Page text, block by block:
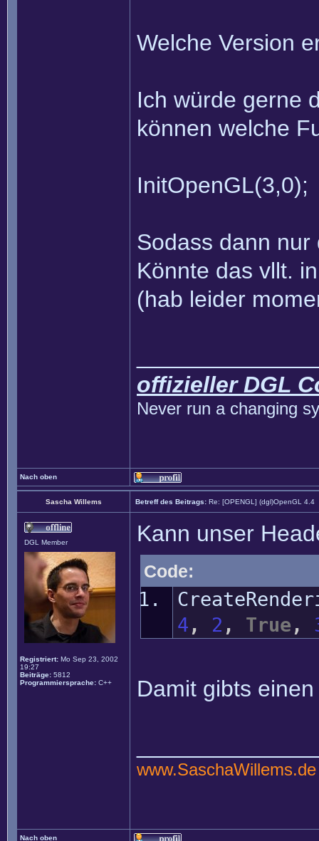
Welche Version
Ich würde gerne
können welche
InitOpenGL(3,0);
Sodass dann
Könnte das vllt.
(hab leider
offizieller DGL
Never run a changing
Nach oben
Sascha Willems Betreff des Beitrags: Re: [OPENGL] (dgl)OpenGL 4.4
DGL Member
Registriert: Mo Sep 23, 2002
19:27
Beiträge: 5812
Programmiersprache: C++
Kann unser
Code:
4 , 2 , True ,
Damit gibts
www.SaschaWillems.de
Nach oben